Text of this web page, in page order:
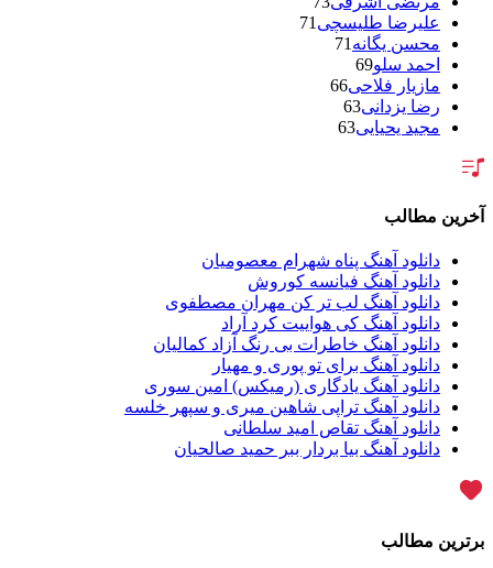
علیرضا طلیسچی 71
محسن یگانه 71
احمد سلو69
مازیار فلاحی66
رضا یزدانی63
مجید یحیایی63
فریدون آسرایی
محسن ابراهیم زاده
سامان جلیلی54
حجت اشرف زاده54
پازل بند54
بهنام علمشاهی54
امید جهان52
علی عبدالمالکی50
احسان خواجه امیری50
محمد علیزاده50
محسن یاحقی46
علیرضا قربانی45
ماکان بند45
عماد طالب زاده
آخرین مطالب
دانلود آهنگ پناه شهرام معصومیان
دانلود آهنگ فیانسه کوروش
دانلود آهنگ لب تر کن مهران مصطفوی
دانلود آهنگ کی هواییت کرد آراد
دانلود آهنگ خاطرات بی رنگ آزاد کمالیان
دانلود آهنگ برای تو پوری و مهیار
دانلود آهنگ یادگاری (رمیکس) امین سوری
دانلود آهنگ تراپی شاهین میری و سپهر خلسه
دانلود آهنگ تقاص امید سلطانی
دانلود آهنگ بیا بردار ببر حمید صالحیان
برترین مطالب